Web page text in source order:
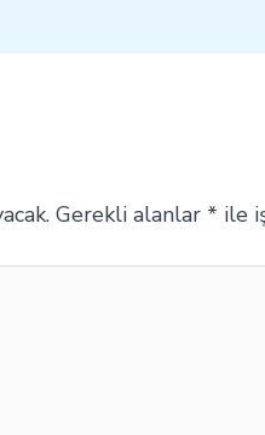
Gerekli alanlar * ile